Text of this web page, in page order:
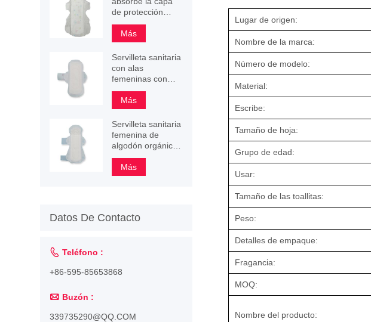
Lugar de origen:
Nombre de la marca:
Número de modelo:
Material:
Escribe:
Tamaño de hoja:
Grupo de edad:
Usar:
Tamaño de las toallitas:
Peso:
Detalles de empaque:
Fragancia:
MOQ:
Nombre del producto:
de protección
toalla sanitaria
245 mm 290 mm
340 mm
Más
Servilleta sanitaria
con alas
femeninas con
superficie de perla
3DMás
Servilleta sanitaria
femenina de
algodón orgánico
de muy buena
calidad para mujer
Más
Datos De Contacto
 Teléfono :
+86-595-85653868
 Buzón :
339735290@QQ.COM